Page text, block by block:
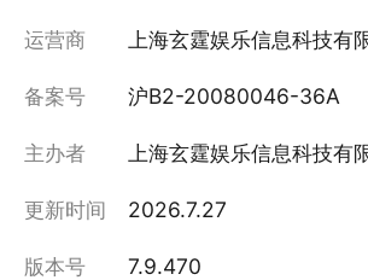
运营商 上海玄霆娱乐信息科技有
备案号 沪B2-20080046-36A
主办者 上海玄霆娱乐信息科技有
更新时间 2026.7.27
版本号 7.9.470